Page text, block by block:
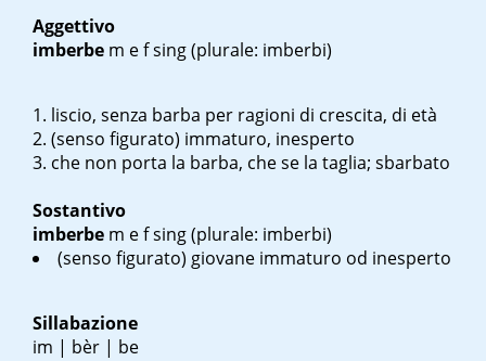
Aggettivo
imberbe m ef sing(plurale: imberbi)
liscio, senza barba per ragioni di crescita, di età
(senso figurato) immaturo, inesperto
che non porta la barba, che se la taglia; sbarbato
Sostantivo
imberbe m ef sing(plurale: imberbi)
(senso figurato) giovane immaturo od inesperto
Sillabazione
im | bèr | be